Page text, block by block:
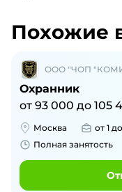
Похожие
ООО "ЧОП
Охранник
от 93 000 до 105
Москва от 1
Полная занятость